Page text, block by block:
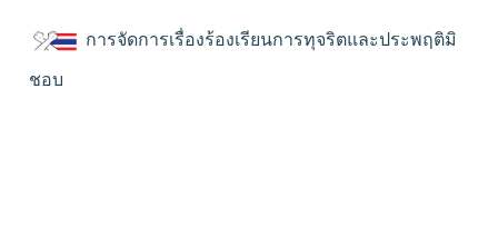
การจัดการเรื่องร้องเรียนการทุจริตและประพฤติมิ
ชอบ